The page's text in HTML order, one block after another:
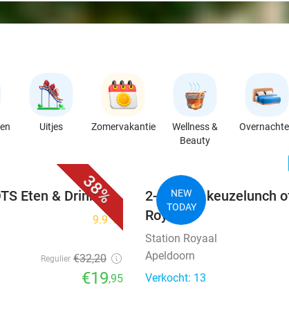
Uitjes Zomervakantie
Wellness &
Beauty
38%
Eten & Drinken
9.9star
Regulier €32,20
€19,95
NEW
TODAY
2-gangen keuzelunch
Royaal
Station Royaal
Apeldoorn
Verkocht: 13